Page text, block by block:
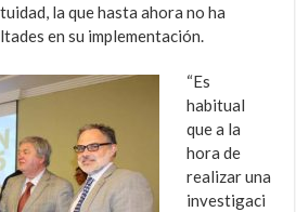
la que hasta ahora no ha
en su implementación.
“Es
habitual
que a la
hora de
realizar una
investigaci